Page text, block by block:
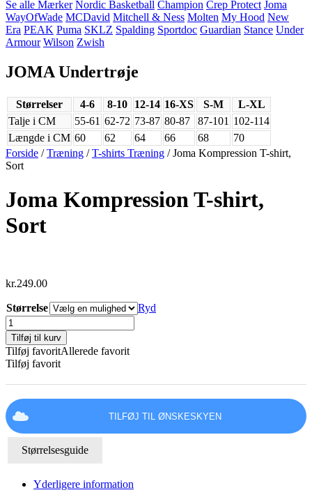
Se alle Mærker Nordic Basketball Champion Crep Protect Joma
WayOfWade MCDavid Mitchell & Ness Molten My Hood New
Era PEAK Puma SKLZ Spalding Sportdoc Guardian Stance Under
Armour Wilson Zwish
JOMA Undertrøje
Størrelser 4-6 8-10 12-14 16-XS S-M
L-XL
Talje i CM
55-61 62-72 73-87 80-87 87-101 102-114
Længde i CM 60 62 64 66 68
70
Forside /Træning /T-shirts Træning / Joma Kompression T-shirt,
Sort
Joma Kompression T-shirt,
Sort
kr.249.00
Størrelse
Ryd
Joma
Kompression
T-
shirt,
Sort
antal
Tilføj til kurv
Tilføj favoritAllerede favorit
Tilføj favorit
TILFØJ TIL ØNSKESKYEN
Størrelsesguide
Yderligere information